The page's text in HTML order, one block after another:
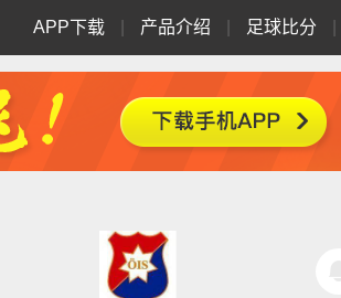
APP下载 产品介绍 足球比分